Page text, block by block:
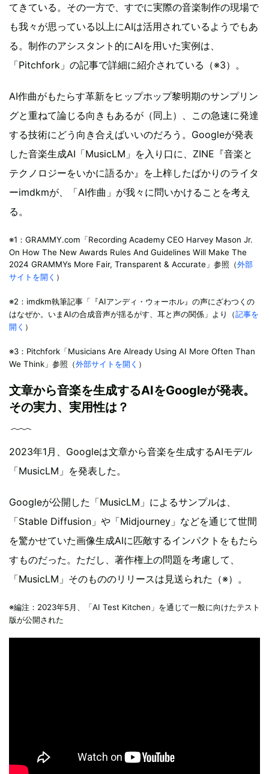
てきている。その一方で、すでに実際の音楽制作の現場で
も我々が思っている以上にAIは活用されているようでもあ
る。制作のアシスタント的にAIを用いた実例は、
「Pitchfork」の記事で詳細に紹介されている（※3）。
AI作曲がもたらす革新をヒップホップ黎明期のサンプリン
グと重ねて論じる向きもあるが（同上）、この急速に発達
する技術にどう向き合えばいいのだろう。Googleが発表
した音楽生成AI「MusicLM」を入り口に、ZINE『音楽と
テクノロジーをいかに語るか』を上梓したばかりのライタ
ーimdkmが、「AI作曲」が我々に問いかけることを考え
る。
※1：GRAMMY.com「Recording Academy CEO Harvey Mason Jr.
On How The New Awards Rules And Guidelines Will Make The
2024 GRAMMYs More Fair, Transparent & Accurate」参照（外部
サイトを開く ）
※2：imdkm執筆記事「『AIアンディ・ウォーホル』の声にざわつくの
はなぜか。いまAIの合成音声が揺るがす、耳と声の関係」より（記事を
開く ）
※3：Pitchfork「Musicians Are Already Using AI More Often Than
We Think」参照（外部サイトを開く ）
文章から音楽を生成するAIをGoogleが発表。
その実力、実用性は？
2023年1月、Googleは文章から音楽を生成するAIモデル
「MusicLM」を発表した。
Googleが公開した「MusicLM」によるサンプルは、
「Stable Diffusion」や「Midjourney」などを通じて世間
を驚かせていた画像生成AIに匹敵するインパクトをもたら
すものだった。ただし、著作権上の問題を考慮して、
「MusicLM」そのもののリリースは見送られた（※）。
※編注：2023年5月、「AI Test Kitchen」を通じて一般に向けたテスト
版が公開された